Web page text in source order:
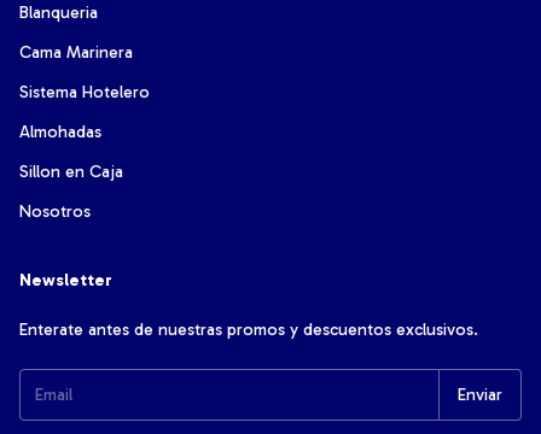
Blanqueria
Cama Marinera
Sistema Hotelero
Almohadas
Sillon en Caja
Nosotros
Newsletter
Enterate antes de nuestras promos y descuentos exclusivos.